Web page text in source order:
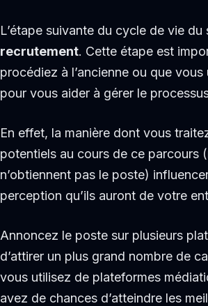
L’étape suivante du cycle de vie du
recrutement. Cette étape est
procédiez à l’ancienne ou que
pour vous aider à gérer le
En effet, la manière dont vous
potentiels au cours de ce parcours
n’obtiennent pas le poste)
perception qu’ils auront de votre
Annoncez le poste sur plusieurs
d’attirer un plus grand nombre de
vous utilisez de plateformes
avez de chances d’atteindre les